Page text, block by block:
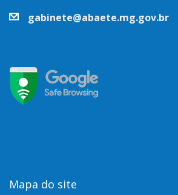
gabinete@abaete.mg.gov.br
Mapa do site